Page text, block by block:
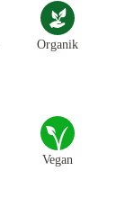
Organik
Vegan